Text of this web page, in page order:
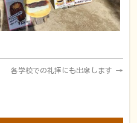
各学校での礼拝にも出席します →